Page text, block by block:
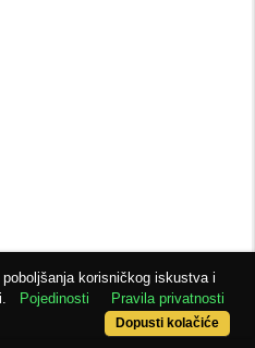
korisničkog iskustva i
Pojedinosti Pravila privatnosti
Dopusti kolačiće